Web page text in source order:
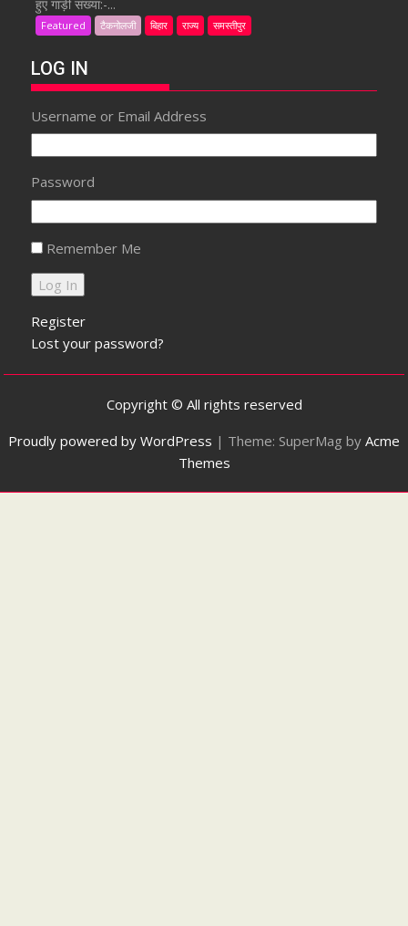
हुए गाड़ी संख्या:-...
Featured टैकनोलजी बिहार राज्य समस्तीपुर
LOG IN
Username or Email Address
Password
Remember Me
Register
Lost your password?
Copyright © All rights reserved
Proudly powered by WordPress | Theme: SuperMag by Acme
Themes